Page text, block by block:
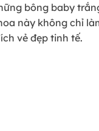
bông baby
này không chỉ
vẻ đẹp tinh tế.